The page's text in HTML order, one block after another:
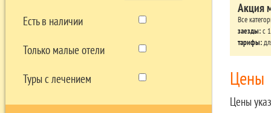
Есть в наличии
Только малые отели
Туры с лечением
Акция
Все
заезды:c
тарифы:
Цены
Цены